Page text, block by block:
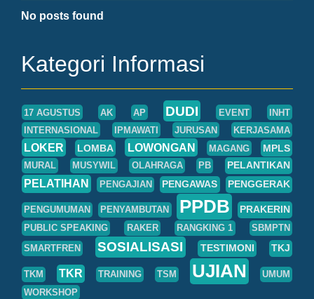
No posts found
Kategori Informasi
17 AGUSTUS AK AP DUDI EVENT
INHT
INTERNASIONAL
IPMAWATI JURUSAN KERJASAMA
LOKER LOMBA LOWONGAN MAGANG MPLS
MURAL MUSYWIL OLAHRAGA PB PELANTIKAN
PELATIHAN PENGAJIAN PENGAWAS PENGGERAK
PENGUMUMAN PENYAMBUTAN PPDB PRAKERIN
PUBLIC SPEAKING RAKER RANGKING 1
SBMPTN
SMARTFREN
SOSIALISASI TESTIMONI TKJ
TKM TKR TRAINING TSM UJIAN
UMUM
WORKSHOP